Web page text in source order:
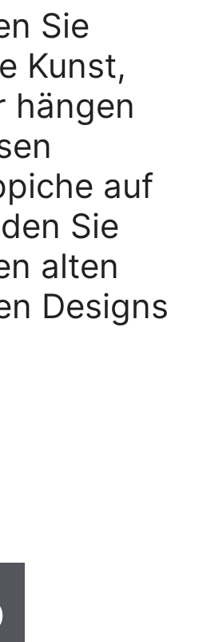
Sie
Kunst,
hängen
auf
Sie
alten
Designs